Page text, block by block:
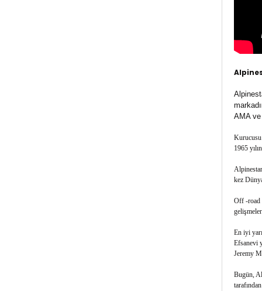
AMA
Kurucusu
1965
kez
Off -road
En iyi
Efsanevi
Jeremy
Bugün,